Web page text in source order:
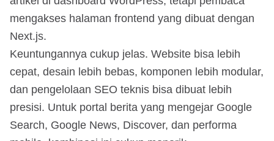
mengakses halaman frontend yang dibuat dengan
Next.js.
Keuntungannya cukup jelas. Website bisa lebih
cepat, desain lebih bebas, komponen lebih modular,
dan pengelolaan SEO teknis bisa dibuat lebih
presisi. Untuk portal berita yang mengejar Google
Search, Google News, Discover, dan performa